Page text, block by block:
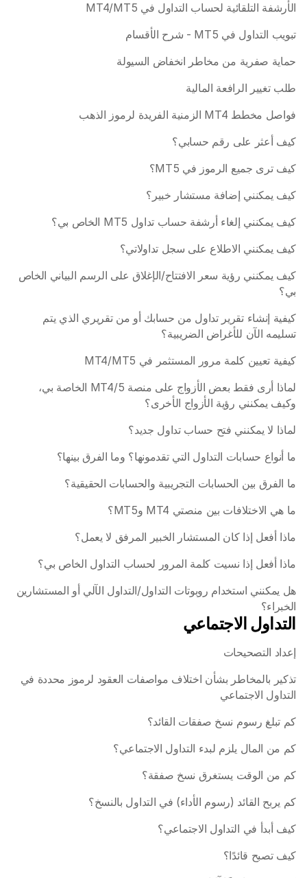
الأرشفة التلقائية لحساب التداول في MT4/MT5
تبويب التداول في MT5 - شرح الأقسام
حماية صفرية من مخاطر انخفاض السيولة
طلب تغيير الرافعة المالية
فواصل مخطط MT4 الزمنية الفريدة لرموز الذهب
كيف أعثر على رقم حسابي؟
كيف ترى جميع الرموز في MT5؟
كيف يمكنني إضافة مستشار خبير؟
كيف يمكنني إلغاء أرشفة حساب تداول MT5 الخاص بي؟
كيف يمكنني الاطلاع على سجل تداولاتي؟
بي؟
تسليمه الآن للأغراض الضريبية؟
كيفية تعيين كلمة مرور المستثمر في MT4/MT5
وكيف يمكنني رؤية الأزواج الأخرى؟
لماذا لا يمكنني فتح حساب تداول جديد؟
ما أنواع حسابات التداول التي تقدمونها؟ وما الفرق بينها؟
ما الفرق بين الحسابات التجريبية والحسابات الحقيقية؟
ما هي الاختلافات بين منصتي MT4 وMT5؟
ماذا أفعل إذا كان المستشار الخبير المرفق لا يعمل؟
ماذا أفعل إذا نسيت كلمة المرور لحساب التداول الخاص بي؟
الخبراء؟
التداول الاجتماعي
إعداد التصحيحات
التداول الاجتماعي
كم تبلغ رسوم نسخ صفقات القائد؟
كم من المال يلزم لبدء التداول الاجتماعي؟
كم من الوقت يستغرق نسخ صفقة؟
كم يربح القائد (رسوم الأداء) في التداول بالنسخ؟
كيف أبدأ في التداول الاجتماعي؟
كيف تصبح قائدًا؟